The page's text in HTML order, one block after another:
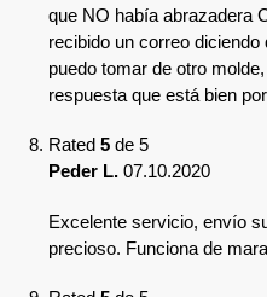
que NO había abrazadera
recibido un correo
puedo tomar de otro
respuesta que está bien
Rated 5 de 5
Peder L. 07.10.2020
Excelente servicio, envío
precioso. Funciona de